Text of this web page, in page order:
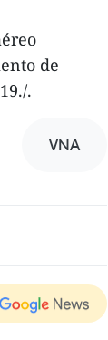
de
.
VNA